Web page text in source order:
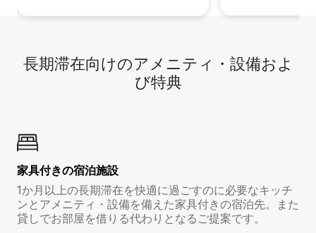
長期滞在向け⁠のア⁠メ⁠ニ⁠テ⁠ィ⁠・設⁠備⁠およ
び特⁠典
家具付き⁠の宿⁠泊⁠施⁠設
1か月以上の長期滞在を快適に過ごすのに必要なキッチ
ンとアメニティ・設備を備えた家具付きの宿泊先。また
貸しでお部屋を借りる代わりとなるご提案です。